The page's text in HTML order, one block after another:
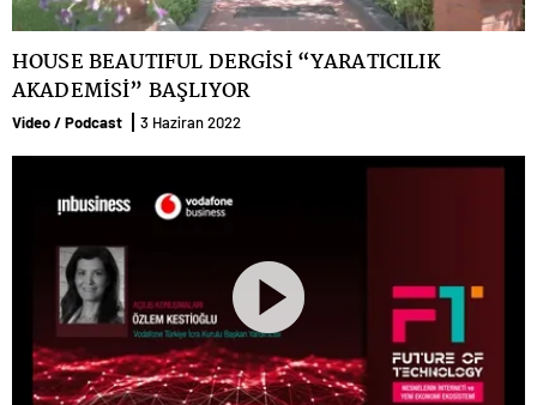
HOUSE BEAUTIFUL DERGİSİ “YARATICILIK
AKADEMİSİ” BAŞLIYOR
Video / Podcast 3 Haziran 2022